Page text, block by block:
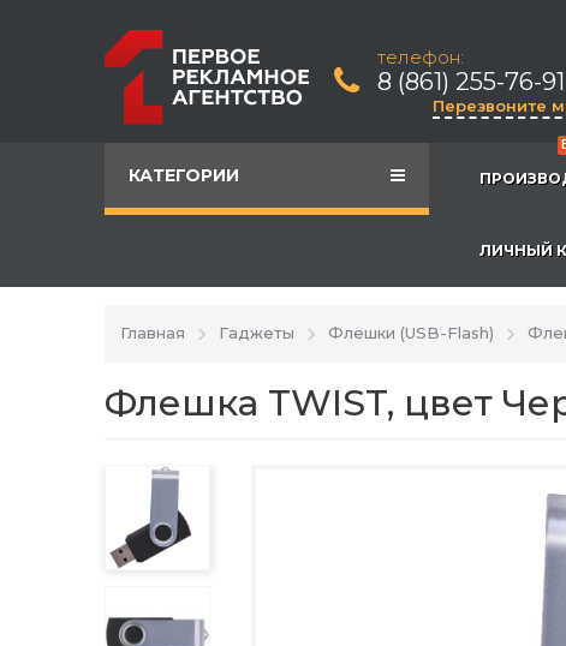
телефон:
8 (861) 255-76-91
Перезвоните
КАТЕГОРИИ
ЛИЧНЫЙ
Главная Гаджеты Флешки (USB-Flash)
Флешка TWIST, цвет